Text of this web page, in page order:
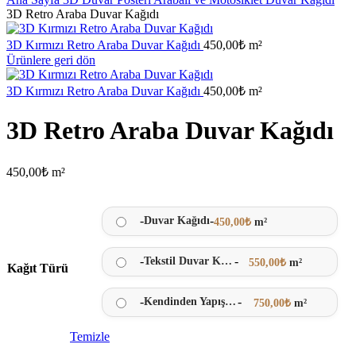
3D Retro Araba Duvar Kağıdı
3D Kırmızı Retro Araba Duvar Kağıdı 450,00₺ m²
Ürünlere geri dön
3D Kırmızı Retro Araba Duvar Kağıdı 450,00₺ m²
3D Retro Araba Duvar Kağıdı
450,00₺ m²
Kağıt Türü
-Duvar Kağıdı-450,00₺ m²
- Tekstil Duvar Kağıdı - 550,00₺ m²
- Kendinden Yapışkanlı - 750,00₺ m²
Temizle